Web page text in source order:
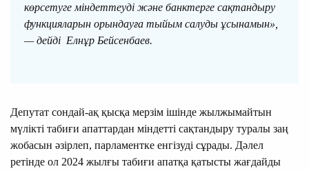
көрсетуге міндеттеуді және банктерге сақтандыру
функцияларын орындауға тыйым салуды ұсынамын»,
— дейді Елнұр Бейсенбаев.
Депутат сондай-ақ қысқа мерзім ішінде жылжымайтын
мүлікті табиғи апаттардан міндетті сақтандыру туралы заң
жобасын әзірлеп, парламентке енгізуді сұрады. Дәлел
ретінде ол 2024 жылғы табиғи апатқа қатысты жағдайды